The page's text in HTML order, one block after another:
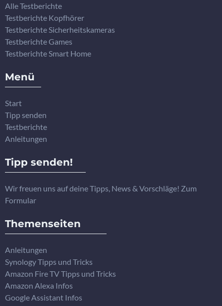
Alle Testberichte
Testberichte Kopfhörer
Testberichte Sicherheitskameras
Testberichte Games
Testberichte Smart Home
Menü
Start
Tipp senden
Testberichte
Anleitungen
Tipp senden!
Wir freuen uns auf deine Tipps, News & Vorschläge! Zum
Formular
Themenseiten
Anleitungen
Synology Tipps und Tricks
Amazon Fire TV Tipps und Tricks
Amazon Alexa Infos
Google Assistant Infos